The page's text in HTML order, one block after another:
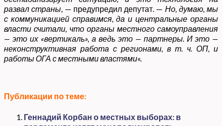
развал страны, — предупредил депутат. — Но, думаю, мы
с коммуникацией справимся, да и центральные органы
власти считали, что органы местного самоуправления
— это их «вертикаль», а ведь это — партнеры. И это —
неконструктивная работа с регионами, в т. ч. ОП, и
работы ОГА с местными властями«.
Публикации по теме:
Геннадий Корбан о местных выборах: в